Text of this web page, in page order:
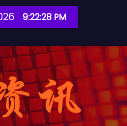
9:22:29 PM